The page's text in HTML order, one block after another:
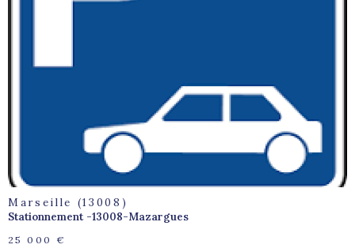
Marseille (13008)
Stationnement -13008-Mazargues
25 000 €